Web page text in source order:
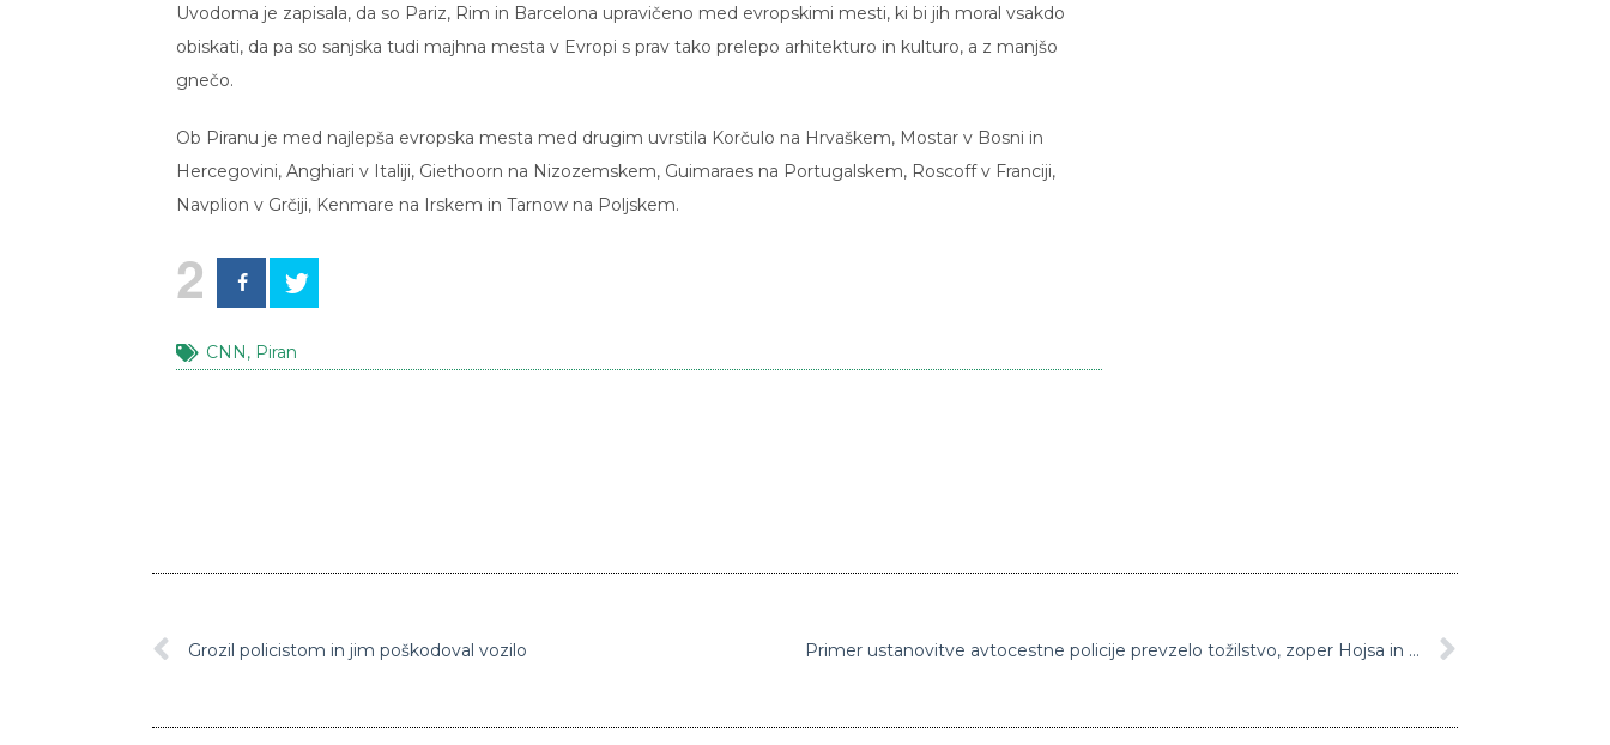
Uvodoma je zapisala, da so Pariz, Rim in Barcelona upravičeno med evropskimi mesti, ki bi jih moral vsakdo
obiskati, da pa so sanjska tudi majhna mesta v Evropi s prav tako prelepo arhitekturo in kulturo, a z manjšo
gnečo.
Ob Piranu je med najlepša evropska mesta med drugim uvrstila Korčulo na Hrvaškem, Mostar v Bosni in
Hercegovini, Anghiari v Italiji, Giethoorn na Nizozemskem, Guimaraes na Portugalskem, Roscoff v Franciji,
Navplion v Grčiji, Kenmare na Irskem in Tarnow na Poljskem.
2
CNN, Piran
Grozil policistom in jim poškodoval vozilo Primer ustanovitve avtocestne policije prevzelo tožilstvo, zoper Hojsa in Vrtovca že napisane kazenske ovadbe